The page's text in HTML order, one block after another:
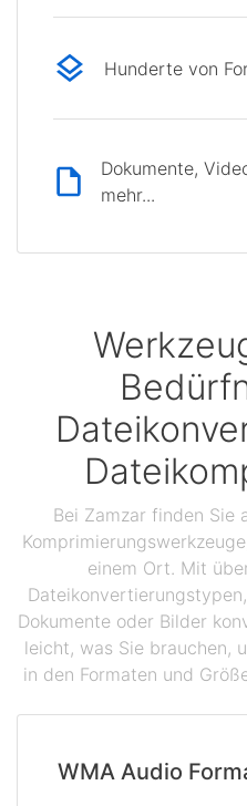
Hunderte von
Dokumente,
mehr...
Bei Zamzar finden Sie
einem Ort. Mit
Dokumente oder Bilder
leicht, was Sie brauchen,
in den Formaten und
WMA Audio